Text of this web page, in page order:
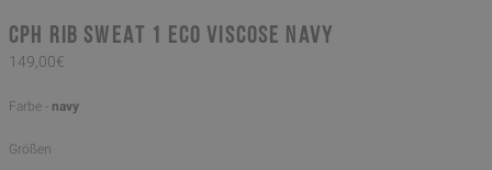
CPH RIB SWEAT 1 eco viscose navy
149,00€
Farbe - navy
Größen